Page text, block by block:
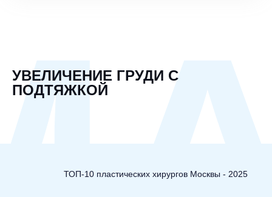
УВЕЛИЧЕНИЕ ГРУДИ С
ПОДТЯЖКОЙ
ТОП-10 пластических хирургов Москвы - 2025